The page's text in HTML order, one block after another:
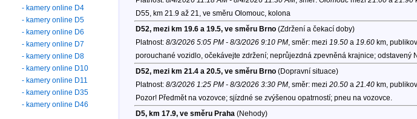
D55, km 21.9 až 21, ve směru Olomouc, kolona
D52, mezi km 19.6 a 19.5, ve směru Brno(Zdržení a čekací doby)
Platnost: 8/3/2026 5:05 PM - 8/3/2026 9:10 PM, směr: mezi 19.50a 19.60km,
porouchané vozidlo, očekávejte zdržení; neprůjezdná zpevněná krajnice; odstavený
D52, mezi km 21.4 a 20.5, ve směru Brno(Dopravní situace)
Platnost: 8/3/2026 1:25 PM - 8/3/2026 3:30 PM, směr: mezi 20.50a 21.40km,
Pozor! Předmět na vozovce; sjízdné se zvýšenou opatrností; pneu na vozovce.
D5, km 17.9, ve směru Praha(Nehody)
- kamery online D4
- kamery online D5
- kamery online D6
- kamery online D7
- kamery online D8
- kamery online D10
- kamery online D11
- kamery online D35
- kamery online D46